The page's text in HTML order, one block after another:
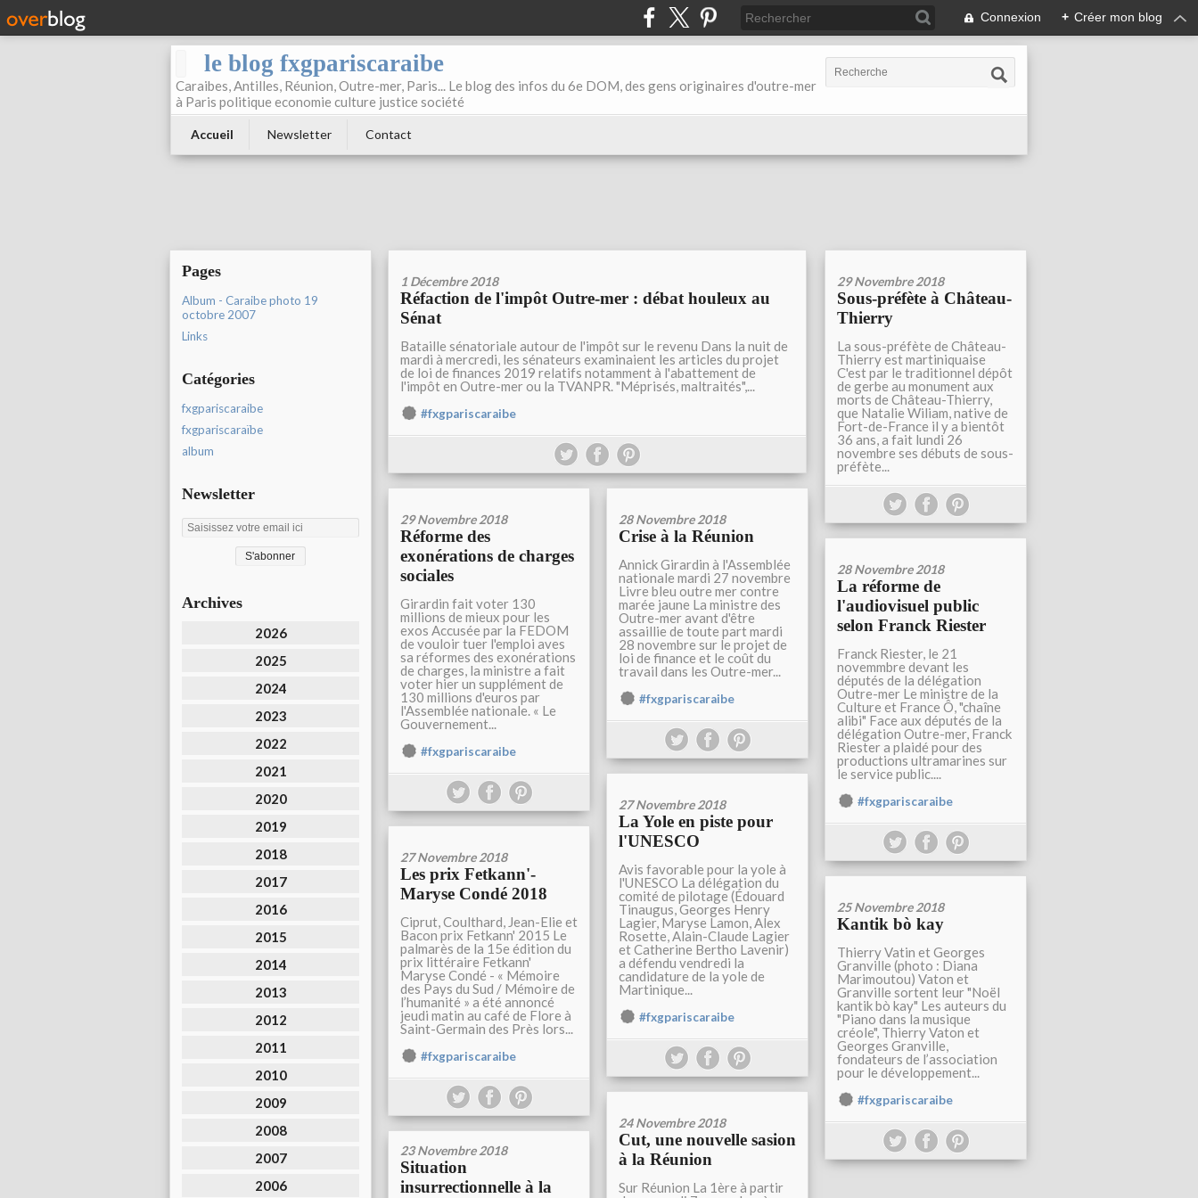
Connexion + Créer mon blog
le blog fxgpariscaraibe
Caraibes, Antilles, Réunion, Outre-mer, Paris... Le blog des infos du 6e DOM, des gens originaires d'outre-mer
à Paris politique economie culture justice société
Accueil Newsletter Contact
Pages
Album - Caraibe photo 19
octobre 2007
Links
Catégories
fxgpariscaraibe
fxgpariscaraïbe
album
Newsletter
Archives
2026
2025
2024
2023
2022
2021
2020
2019
2018
2017
2016
2015
2014
2013
2012
2011
2010
2009
2008
2007
2006
1 Décembre 2018
Réfaction de l'impôt Outre-mer : débat houleux au
Sénat
Bataille sénatoriale autour de l'impôt sur le revenu Dans la nuit de
mardi à mercredi, les sénateurs examinaient les articles du projet
de loi de finances 2019 relatifs notamment à l'abattement de
l'impôt en Outre-mer ou la TVANPR. "Méprisés, maltraités",...
#fxgpariscaraibe
29 Novembre 2018
Sous-préfète à Château-
Thierry
La sous-préfète de Château-
Thierry est martiniquaise
C'est par le traditionnel dépôt
de gerbe au monument aux
morts de Château-Thierry,
que Natalie Wiliam, native de
Fort-de-France il y a bientôt
36 ans, a fait lundi 26
novembre ses débuts de sous-
préfète...
29 Novembre 2018
Réforme des
exonérations de charges
sociales
Girardin fait voter 130
millions de mieux pour les
exos Accusée par la FEDOM
de vouloir tuer l'emploi aves
sa réformes des exonérations
de charges, la ministre a fait
voter hier un supplément de
130 millions d'euros par
l'Assemblée nationale. « Le
Gouvernement...
#fxgpariscaraibe
28 Novembre 2018
Crise à la Réunion
Annick Girardin à l'Assemblée
nationale mardi 27 novembre
Livre bleu outre mer contre
marée jaune La ministre des
Outre-mer avant d'être
assaillie de toute part mardi
28 novembre sur le projet de
loi de finance et le coût du
travail dans les Outre-mer...
#fxgpariscaraibe
28 Novembre 2018
La réforme de
l'audiovisuel public
selon Franck Riester
Franck Riester, le 21
novemmbre devant les
députés de la délégation
Outre-mer Le ministre de la
Culture et France Ô, "chaîne
alibi" Face aux députés de la
délégation Outre-mer, Franck
Riester a plaidé pour des
productions ultramarines sur
le service public....
#fxgpariscaraibe
27 Novembre 2018
La Yole en piste pour
l'UNESCO
Avis favorable pour la yole à
l'UNESCO La délégation du
comité de pilotage (Édouard
Tinaugus, Georges Henry
Lagier, Maryse Lamon, Alex
Rosette, Alain-Claude Lagier
et Catherine Bertho Lavenir)
a défendu vendredi la
candidature de la yole de
Martinique...
#fxgpariscaraibe
27 Novembre 2018
Les prix Fetkann'-
Maryse Condé 2018
Ciprut, Coulthard, Jean-Elie et
Bacon prix Fetkann' 2015 Le
palmarès de la 15e édition du
prix littéraire Fetkann'
Maryse Condé - « Mémoire
des Pays du Sud / Mémoire de
l’humanité » a été annoncé
jeudi matin au café de Flore à
Saint-Germain des Près lors...
#fxgpariscaraibe
25 Novembre 2018
Kantik bò kay
Thierry Vatin et Georges
Granville (photo : Diana
Marimoutou) Vaton et
Granville sortent leur "Noël
kantik bò kay" Les auteurs du
"Piano dans la musique
créole", Thierry Vaton et
Georges Granville,
fondateurs de l’association
pour le développement...
#fxgpariscaraibe
24 Novembre 2018
Cut, une nouvelle sasion
à la Réunion
Sur Réunion La 1ère à partir
23 Novembre 2018
Situation
insurrectionnelle à la